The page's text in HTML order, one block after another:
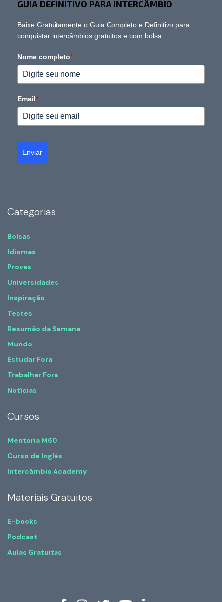
GUIA DEFINITIVO PARA INTERCÂMBIO
Baixe Gratuitamente o Guia Completo e Definitivo para
conquistar intercâmbios gratuitos e com bolsa.
Nome completo*
Email*
Enviar
Categorias
Bolsas
Idiomas
Provas
Universidades
Inspiração
Testes
Resumão da Semana
Mundo
Estudar Fora
Trabalhar Fora
Notícias
Cursos
Mentoria M60
Curso de Inglês
Intercâmbio Academy
Materiais Gratuitos
E-books
Podcast
Aulas Gratuitas